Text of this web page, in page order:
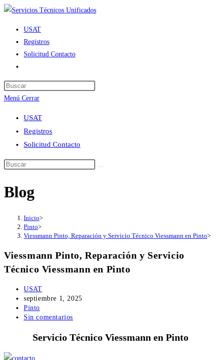
Ir
contenido
USAT
Registros
Solicitud Contacto
de
la
web
Menú Cerrar
USAT
Registros
Solicitud Contacto
Blog
Inicio>
Pinto>
Viessmann Pinto, Reparación y Servicio Técnico Viessmann en Pinto>
Viessmann Pinto, Reparación y Servicio
Técnico Viessmann en Pinto
Autor
de
la
entrada:
USAT
Publicación
de
la
septiembre 1, 2025
Categoría
de
entrada:
Pinto
Comentarios
Sin comentarios
Servicio Técnico Viessmann en Pinto